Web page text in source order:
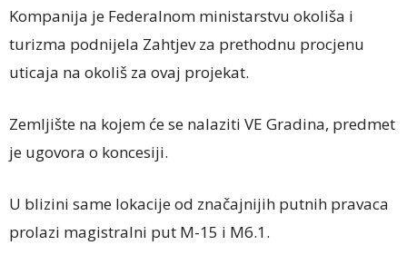
Kompanija je Federalnom ministarstvu okoliša i
turizma podnijela Zahtjev za prethodnu procjenu
uticaja na okoliš za ovaj projekat.
Zemljište na kojem će se nalaziti VE Gradina, predmet
je ugovora o koncesiji.
U blizini same lokacije od značajnijih putnih pravaca
prolazi magistralni put M-15 i M6.1.